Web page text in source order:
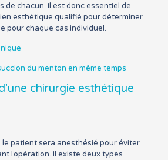
de chacun. Il est donc essentiel de
esthétique qualifié pour déterminer
pour chaque cas individuel.
du menton en même temps
chirurgie esthétique
le patient sera anesthésié pour éviter
l’opération. Il existe deux types